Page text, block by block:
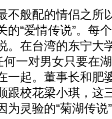
般配的情侣之所
的“爱情传说”。每
。在台湾的东宁大
何一对男女只要在
一起。董事长和肥
跟校花梁小琪，这
为灵验的“菊湖传说